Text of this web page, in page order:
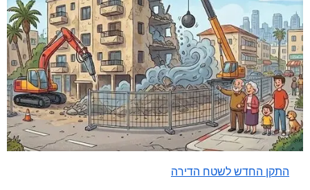
התקן החדש לשטח הדירה